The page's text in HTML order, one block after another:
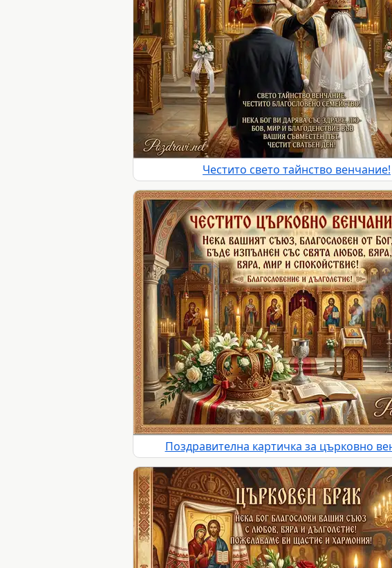
Честито свето тайнство венчание!
Поздравителна картичка за църковно